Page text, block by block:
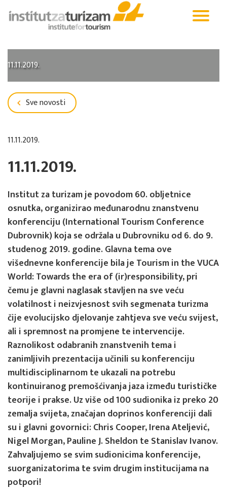
11.11.2019.
Sve novosti
11.11.2019.
11.11.2019.
Institut za turizam je povodom 60. obljetnice
osnutka, organizirao međunarodnu znanstvenu
konferenciju (International Tourism Conference
Dubrovnik) koja se održala u Dubrovniku od 6. do 9.
studenog 2019. godine. Glavna tema ove
višednevne konferencije bila je Tourism in the VUCA
World: Towards the era of (ir)responsibility, pri
čemu je glavni naglasak stavljen na sve veću
volatilnost i neizvjesnost svih segmenata turizma
čije evolucijsko djelovanje zahtjeva sve veću svijest,
ali i spremnost na promjene te intervencije.
Raznolikost odabranih znanstvenih tema i
zanimljivih prezentacija učinili su konferenciju
multidisciplinarnom te ukazali na potrebu
kontinuiranog premošćivanja jaza između turističke
teorije i prakse. Uz više od 100 sudionika iz preko 20
zemalja svijeta, značajan doprinos konferenciji dali
su i glavni govornici: Chris Cooper, Irena Ateljević,
Nigel Morgan, Pauline J. Sheldon te Stanislav Ivanov.
Zahvaljujemo se svim sudionicima konferencije,
suorganizatorima te svim drugim institucijama na
potpori!